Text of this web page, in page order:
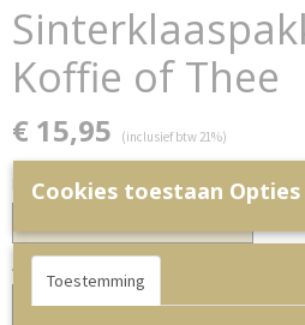
Koffie of Thee
€ 15,95 (inclusief btw 21%)
Keuze Uit
Aantal
Cookies toestaan Opties
Toestemming